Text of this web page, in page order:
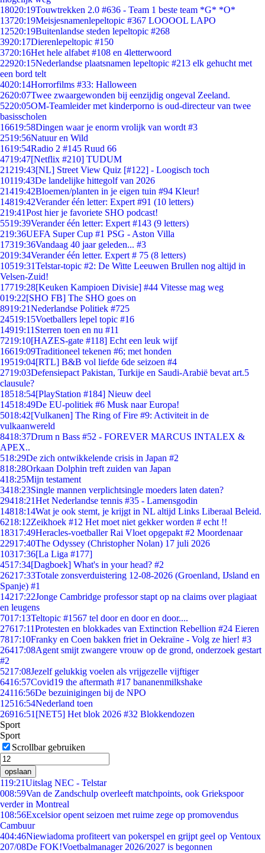
18020:19Touwtrekken 2.0 #636 - Team 1 beste team *G* *O*
13720:19Meisjesnamenlepeltopic #367 LOOOOL LAPO
12520:19Buitenlandse steden lepeltopic #268
3920:17Dierenlepeltopic #150
3720:16Het hele alfabet #108 en 4letterwoord
22920:15Nederlandse plaatsnamen lepeltopic #213 elk gehucht met
een bord telt
4020:14Horrorfilms #33: Halloween
2620:07Twee zwaargewonden bij eenzijdig ongeval Zeeland.
5220:05OM-Teamleider met kinderporno is oud-directeur van twee
basisscholen
16619:58Dingen waar je enorm vrolijk van wordt #3
2519:56Natuur en Wild
1619:54Radio 2 #145 Ruud 66
4719:47[Netflix #210] TUDUM
21219:43[NL] Street View Quiz [#122] - Loogisch toch
10119:43De landelijke hittegolf van 2026
21419:42Bloemen/planten in je eigen tuin #94 Kleur!
14819:42Verander één letter: Expert #91 (10 letters)
219:41Post hier je favoriete SHO podcast!
5519:39Verander één letter: Expert #143 (9 letters)
219:36UEFA Super Cup #1 PSG - Aston Villa
17319:36Vandaag 40 jaar geleden... #3
2019:34Verander één letter. Expert # 75 (8 letters)
10519:31Telstar-topic #2: De Witte Leeuwen Brullen nog altijd in
Velsen-Zuid!
17719:28[Keuken Kampioen Divisie] #44 Vitesse mag weg
019:22[SHO FB] The SHO goes on
8919:21Nederlandse Politiek #725
24519:15Voetballers lepel topic #16
14919:11 Sterren toen en nu #11
7219:10[HAZES-gate #118] Echt een leuk wijf
16619:09Traditioneel tekenen #6; met honden
19519:04[RTL] B&B vol liefde 6de seizoen #4
2719:03Defensiepact Pakistan, Turkije en Saudi-Arabië bevat art.5
clausule?
18518:54[PlayStation #184] Nieuw deel
14518:49De EU-politiek #6 Musk naar Europa!
5018:42[Vulkanen] The Ring of Fire #9: Activiteit in de
vulkaanwereld
8418:37Drum n Bass #52 - FOREVER MARCUS INTALEX &
APEX..
518:29De zich ontwikkelende crisis in Japan #2
818:28Orkaan Dolphin treft zuiden van Japan
418:25Mijn testament
3418:23Single mannen verplichtsingle moeders laten daten?
29418:21Het Nederlandse tennis #35 - Lamensgodin
14818:14Wat je ook stemt, je krijgt in NL altijd Links Liberaal Beleid.
6218:12Zeikhoek #12 Het moet niet gekker worden # echt !!
18317:49Heracles-voetballer Rai Vloet opgepakt #2 Moordenaar
22917:40The Odyssey (Christopher Nolan) 17 juli 2026
10317:36[La Liga #177]
4517:34[Dagboek] What's in your head? #2
26217:33Totale zonsverduistering 12-08-2026 (Groenland, IJsland en
Spanje) #1
14217:22Jonge Cambridge professor stapt op na claims over plagiaat
en leugens
7017:13Teltopic #1567 tel door en door en door....
27617:11Protesten en blokkades van Extinction Rebellion #24 Eieren
7817:10Franky en Coen bakken friet in Oekraïne - Volg ze hier! #3
26417:08Agent smijt zwangere vrouw op de grond, onderzoek gestart
#2
5217:08Jezelf gelukkig voelen als vrijgezelle vijftiger
6416:57Covid19 the aftermath #17 bananenmilkshake
24116:56De bezuinigingen bij de NPO
12516:54Nederland toen
26916:51 [NET5] Het blok 2026 #32 Blokkendozen
Sport
Sport
Scrollbar gebruiken
opslaan
119:21Uitslag NEC - Telstar
008:59Van de Zandschulp overleeft matchpoints, ook Griekspoor
verder in Montreal
108:56Excelsior opent seizoen met ruime zege op promovendus
Cambuur
404:46Niewiadoma profiteert van pokerspel en grijpt geel op Ventoux
207/08De FOK!Voetbalmanager 2026/2027 is begonnen